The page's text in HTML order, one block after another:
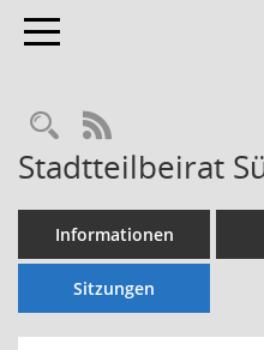
Toggle navigation
RSS-Feed
Stadtteilbeirat
Informationen
Sitzungen